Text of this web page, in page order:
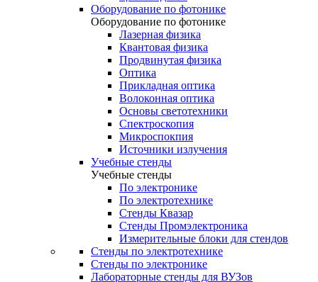
Оборудование по фотонике
Оборудование по фотонике
Лазерная физика
Квантовая физика
Продвинутая физика
Оптика
Прикладная оптика
Волоконная оптика
Основы светотехники
Спектроскопия
Микроспокпия
Источники излучения
Учебные стенды
Учебные стенды
По электронике
По электротехнике
Стенды Квазар
Стенды Промэлектроника
Измерительные блоки для стендов
Стенды по электротехнике
Стенды по электронике
Лабораторные стенды для ВУЗов